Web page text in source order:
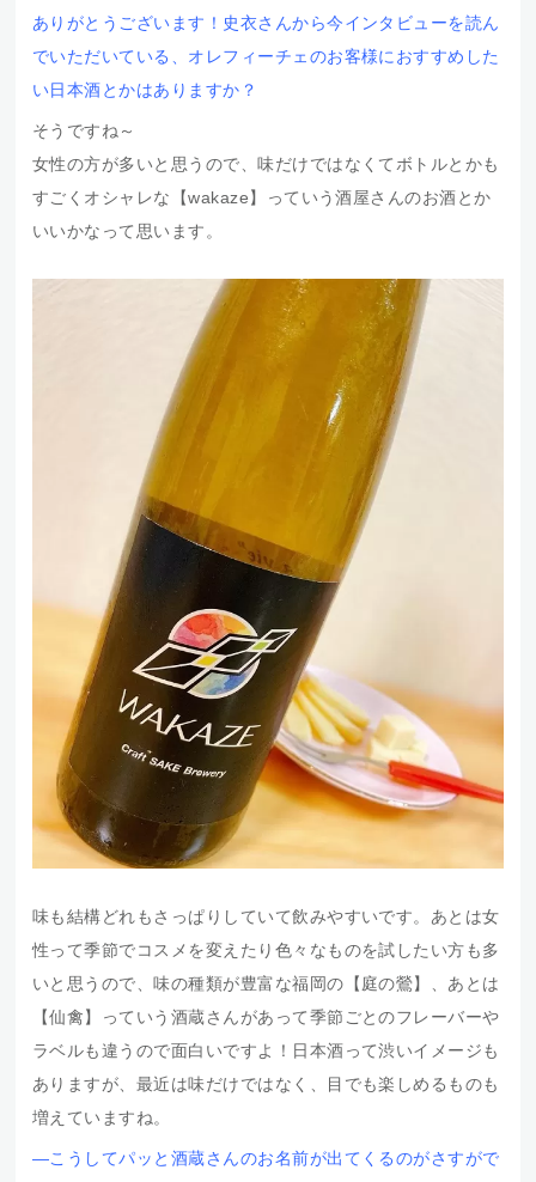
ありがとうございます！ 史衣さんから今インタビューを読ん
でいただいている、オレフィーチェのお客様におすすめした
い日本酒とかはありますか？
そうですね～
女性の方が多いと思うので、味だけではなくてボトルとかも
すごくオシャレな【wakaze】っていう酒屋さんのお酒とか
いいかなって思います。
味も結構どれもさっぱりしていて飲みやすいです。あとは女
性って季節でコスメを変えたり色々なものを試したい方も多
いと思うので、味の種類が豊富な福岡の【庭の鶯】、あとは
【仙禽】っていう酒蔵さんがあって季節ごとのフレーバーや
ラベルも違うので面白いですよ！日本酒って渋いイメージも
ありますが、最近は味だけではなく、目でも楽しめるものも
増えていますね。
―こうしてパッと酒蔵さんのお名前が出てくるのがさすがで